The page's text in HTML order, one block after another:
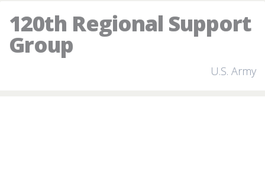
120th Regional Support
Group
U.S. Army